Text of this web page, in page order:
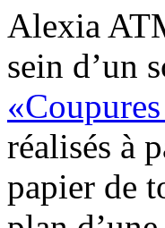
Alexia
sein d’un
réalisés à
papier de